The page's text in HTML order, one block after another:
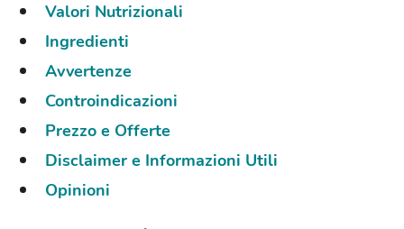
Valori Nutrizionali
Ingredienti
Avvertenze
Controindicazioni
Prezzo e Offerte
Disclaimer e Informazioni Utili
Opinioni